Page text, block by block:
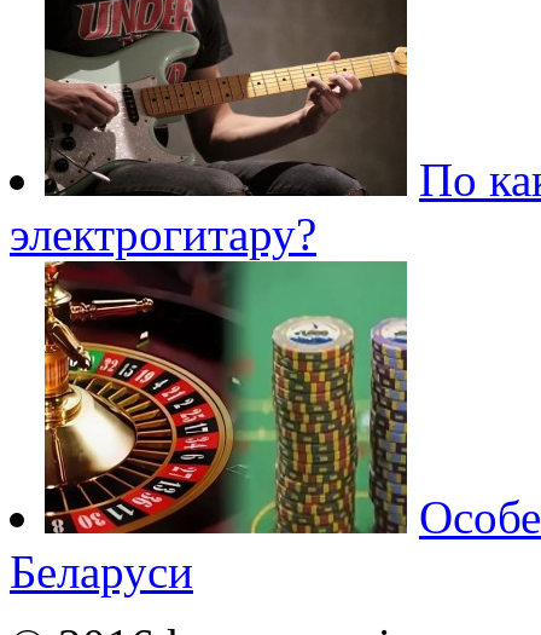
По
электрогитару?
Беларуси